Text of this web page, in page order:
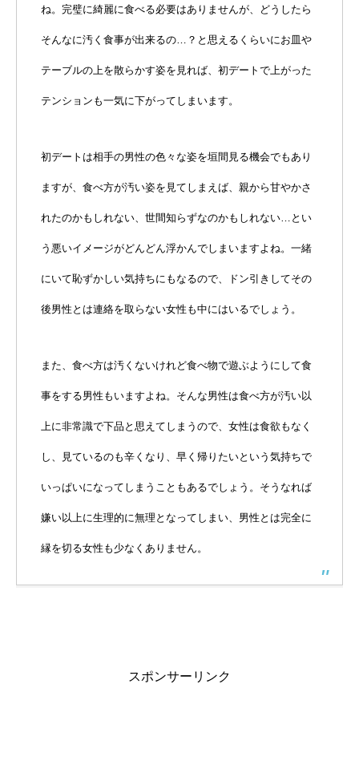
ね。完璧に綺麗に食べる必要はありませんが、どうしたら
そんなに汚く食事が出来るの…？と思えるくらいにお皿や
テーブルの上を散らかす姿を見れば、初デートで上がった
テンションも一気に下がってしまいます。
初デートは相手の男性の色々な姿を垣間見る機会でもあり
ますが、食べ方が汚い姿を見てしまえば、親から甘やかさ
れたのかもしれない、世間知らずなのかもしれない…とい
う悪いイメージがどんどん浮かんでしまいますよね。一緒
にいて恥ずかしい気持ちにもなるので、ドン引きしてその
後男性とは連絡を取らない女性も中にはいるでしょう。
また、食べ方は汚くないけれど食べ物で遊ぶようにして食
事をする男性もいますよね。そんな男性は食べ方が汚い以
上に非常識で下品と思えてしまうので、女性は食欲もなく
し、見ているのも辛くなり、早く帰りたいという気持ちで
いっぱいになってしまうこともあるでしょう。そうなれば
嫌い以上に生理的に無理となってしまい、男性とは完全に
縁を切る女性も少なくありません。
スポンサーリンク